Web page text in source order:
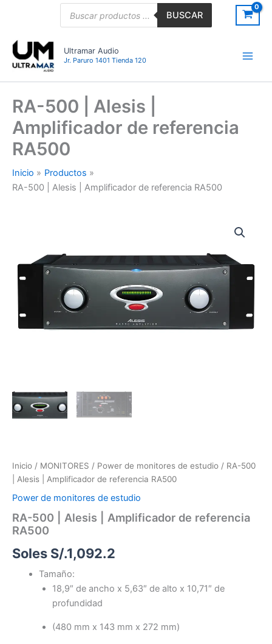
BUSCAR
Ultramar Audio
Jr. Paruro 1401 Tienda 120
RA-500 | Alesis |
Amplificador de referencia
RA500
Inicio
Productos
RA-500 | Alesis | Amplificador de referencia RA500
Inicio / MONITORES / Power de monitores de estudio / RA-500
| Alesis | Amplificador de referencia RA500
Power de monitores de estudio
RA-500 | Alesis | Amplificador de referencia
RA500
Soles S/.1,092.2
Tamaño:
18,9″ de ancho x 5,63″ de alto x 10,71″ de
profundidad
(480 mm x 143 mm x 272 mm)